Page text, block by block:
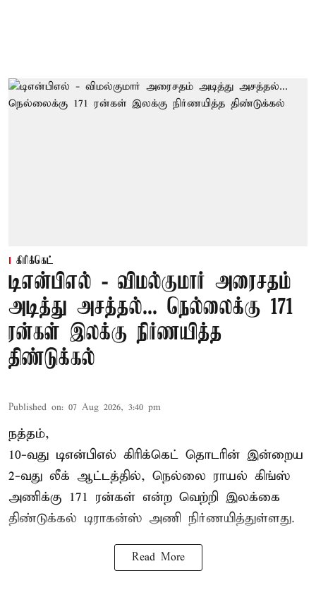
கிரிக்கெட்
டிஎன்பிஎல் - விமல்குமார் அரைசதம்
அடித்து அசத்தல்... நெல்லைக்கு 171
ரன்கள் இலக்கு நிர்ணயித்த
திண்டுக்கல்
Published on: 07 Aug 2026, 3:40 pm
நத்தம்,
10-வது டிஎன்பிஎல் கிரிக்கெட் தொடரின் இன்றைய
2-வது லீக் ஆட்டத்தில், நெல்லை ராயல் கிங்ஸ்
அணிக்கு 171 ரன்கள் என்ற வெற்றி இலக்கை
திண்டுக்கல் டிராகன்ஸ் அணி நிர்ணயித்துள்ளது.
Read More